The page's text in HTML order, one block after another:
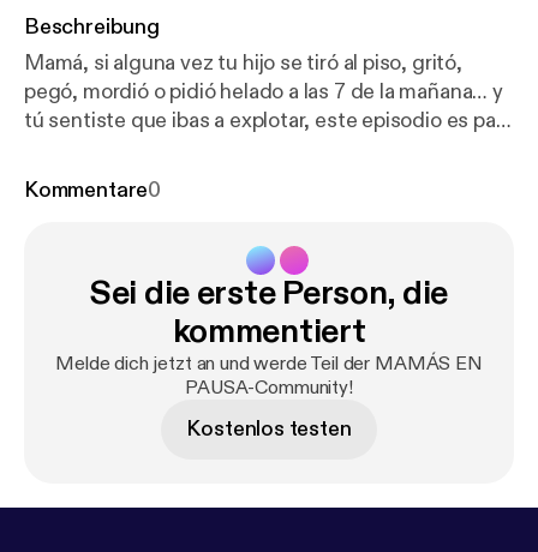
Beschreibung
Mamá, si alguna vez tu hijo se tiró al piso, gritó,
pegó, mordió o pidió helado a las 7 de la mañana… y
tú sentiste que ibas a explotar, este episodio es para
berrinches y desbordes emocionales: qué son, por
culpa, del cansancio, de esos momentos en los que
gritamos aunque “sabíamos qué hacer”, y de cómo
reparar con nuestros hijos después de perder la
aprender a sostenernos a nosotras. Compártelo con
Kommentare0
Sei die erste Person, die
kommentiert
Melde dich jetzt an und werde Teil der MAMÁS EN
PAUSA-Community!
Kostenlos testen